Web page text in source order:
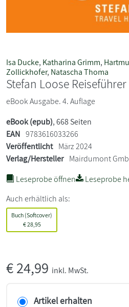
Isa Ducke, Katharina Grimm,
Zollickhofer, Natascha Thoma
Stefan Loose
eBook Ausgabe. 4. Auflage
eBook (epub), 668 Seiten
EAN 9783616033266
Veröffentlicht März 2024
Verlag/Hersteller Mairdumont
Leseprobe öffnen
Leseprobe
Auch erhältlich als:
Buch (Softcover)
€28,95
€24,99 inkl. MwSt.
Artikel erhalten